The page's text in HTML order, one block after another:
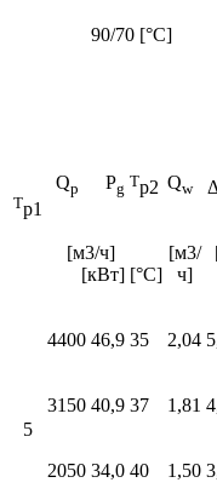
90/70 [°C]
Tp1
Qp Pg Tp2 Qw
[м3/ч]
[кВт] [°C]
[м3/
ч]
5
4400 46,9 35 2,04
3150 40,9 37 1,81
2050 34,0 40 1,50